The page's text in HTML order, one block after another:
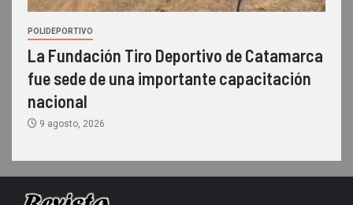
POLIDEPORTIVO
La Fundación Tiro Deportivo de Catamarca
fue sede de una importante capacitación
nacional
9 agosto, 2026